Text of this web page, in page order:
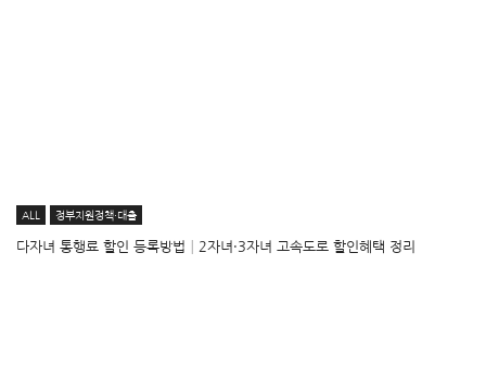
ALL 정부지원정책·대출
다자녀 통행료 할인 등록방법│2자녀·3자녀 고속도로 할인혜택 정리